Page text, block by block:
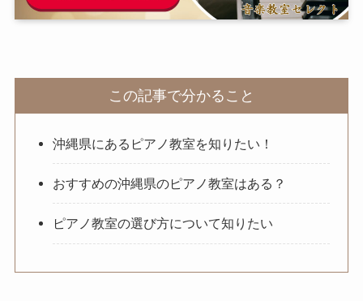
この記事で分かること
沖縄県にあるピアノ教室を知りたい！
おすすめの沖縄県のピアノ教室はある？
ピアノ教室の選び方について知りたい